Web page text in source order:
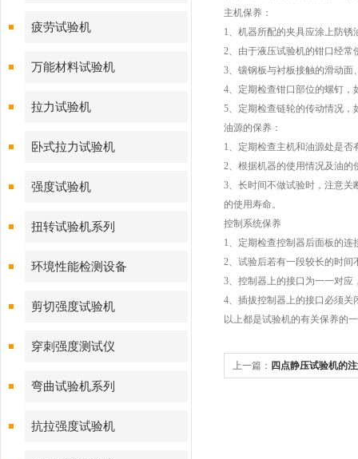
疲劳试验机
万能材料试验机
拉力试验机
卧式拉力试验机
强度试验机
扭转试验机系列
环境性能检测设备
剪切强度试验机
穿刺强度测试仪
弯曲试验机系列
抗拉强度试验机
主机保养：
1、机器所配的夹具应涂上防锈
2、由于液压试验机的钳口经
3、镶钢板与衬板接触的滑动面
4、定期检查钳口部位的螺钉，
5、定期检查链轮的传动情况
油源的保养：
1、定期检查主机和油源处是
2、根据机器的使用情况及油
3、长时间不做试验时，注意
的使用寿命。
控制系统保养
1、定期检查控制器后面板的
2、试验后若有一段较长的时
3、控制器上的接口为一一对
4、插拔控制器上的接口必须关
以上都是试验机的有关保养的
上一篇： 四点静压试验机的